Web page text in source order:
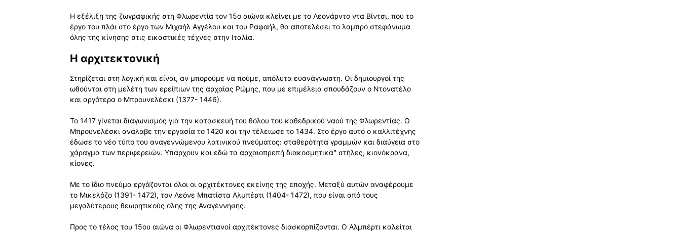
Η εξέλιξη της ζωγραφικής στη Φλωρεντία τον 15ο αιώνα κλείνει με το Λεονάρντο ντα Βίντσι, που το
έργο του πλάι στο έργο των Μιχαήλ Αγγέλου και του Ραφαήλ, θα αποτελέσει το λαμπρό στεφάνωμα
όλης της κίνησης στις εικαστικές τέχνες στην Ιταλία.
Η αρχιτεκτονική
Στηρίζεται στη λογική και είναι, αν μπορούμε να πούμε, απόλυτα ευανάγνωστη. Οι δημιουργοί της
ωθούνται στη μελέτη των ερείπιων της αρχαίας Ρώμης, που με επιμέλεια σπουδάζουν ο Ντονατέλο
και αργότερα ο Μπρουνελέσκι (1377- 1446).
Το 1417 γίνεται διαγωνισμός για την κατασκευή του θόλου του καθεδρικού ναού της Φλωρεντίας. Ο
Μπρουνελέσκι ανάλαβε την εργασία το 1420 και την τέλειωσε το 1434. Στο έργο αυτό ο καλλιτέχνης
έδωσε το νέο τύπο του αναγεννώμενου λατινικού πνεύματος: σταθερότητα γραμμών και διαύγεια στο
χάραγμα των περιφερειών. Υπάρχουν και εδώ τα αρχαιοπρεπή διακοσμητικά° στήλες, κιονόκρανα,
κίονες.
Με το ίδιο πνεύμα εργάζονται όλοι οι αρχιτέκτονες εκείνης της εποχής. Μεταξύ αυτών αναφέρουμε
το Μικελόζο (1391- 1472), τον Λεόνε Μπατίστα Αλμπέρτι (1404- 1472), που είναι από τους
μεγαλύτερους θεωρητικούς όλης της Αναγέννησης.
Προς το τέλος του 15ου αιώνα οι Φλωρεντιανοί αρχιτέκτονες διασκορπίζονται. Ο Αλμπέρτι καλείται